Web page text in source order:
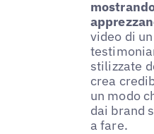
video di
stilizzate
crea
un modo
dai brand
a fare.